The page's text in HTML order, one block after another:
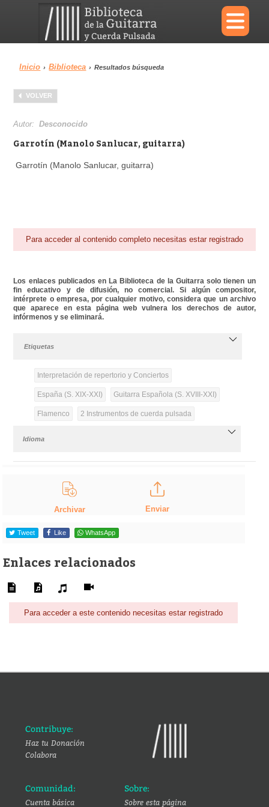
×
Menu
Biblioteca
Inicio › Biblioteca › Resultados búsqueda
VOLVER
Autor:Desconocido
Garrotín (Manolo Sanlucar, guitarra)
Garrotín (Manolo Sanlucar, guitarra)
Para acceder al contenido completo necesitas estar registrado
Los enlaces publicados en La Biblioteca de la Guitarra solo tienen un
fin educativo y de difusión, no comercial. Si algún compositor,
intérprete o empresa, por cualquier motivo, considera que un archivo
que aparece en esta página web vulnera los derechos de autor,
infórmenos y se eliminará.
Etiquetas
Interpretación de repertorio y Conciertos
España (S. XIX-XXI) Guitarra Española (S. XVIII-XXI)
Flamenco 2 Instrumentos de cuerda pulsada
Idioma
Archivar Enviar
Tweet Like WhatsApp
Enlaces relacionados
Para acceder a este contenido necesitas estar registrado
Contribuye:
Haz tu Donación
Colabora
Comunidad:
Cuenta básica
Sobre:
Sobre esta página